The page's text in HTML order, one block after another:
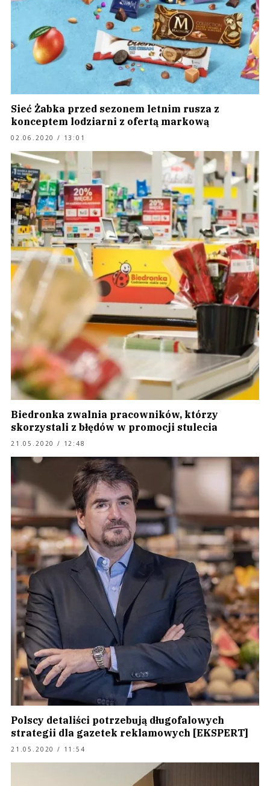
Sieć Żabka przed sezonem letnim rusza z
konceptem lodziarni z ofertą markową
02.06.2020 / 13:01
Biedronka zwalnia pracowników, którzy
skorzystali z błędów w promocji stulecia
21.05.2020 / 12:48
Polscy detaliści potrzebują długofalowych
strategii dla gazetek reklamowych [EKSPERT]
21.05.2020 / 11:54